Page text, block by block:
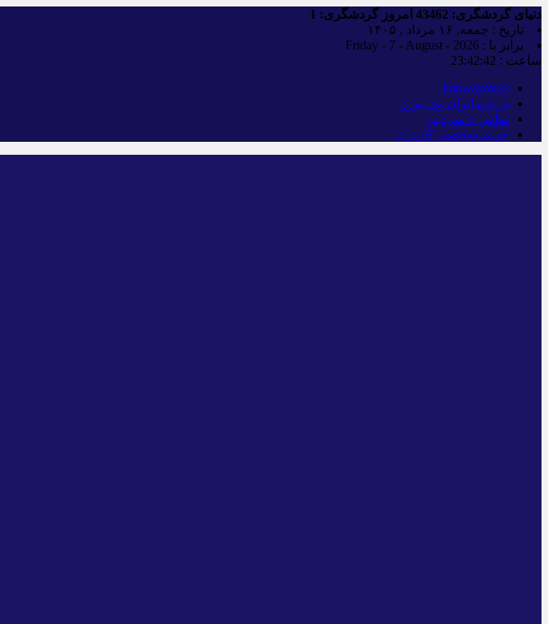
دنیای گردشگری: امروز گردشگری:
تاریخ : جمعه, ۱۶ مرداد , ۱۴۰۵
برابر با : Friday - 7 - August - 2026
ساعت : 23:42:43
iranwaytours
درباره ایران وی تورز
تماس با سردبیر
حریم شخصی کاربران